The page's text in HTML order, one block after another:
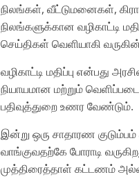
நிலங்கள், வீட்டுமனைகள்,
நிலங்களுக்கான வழிகாட்டி
செய்திகள் வெளியாகி
வழிகாட்டி மதிப்பு என்பது
நியாயமான மற்றும்
பதிவுத்துறை உணர வேண்டும்.
இன்று ஒரு சாதாரண
வாங்குவதற்கே போராடி
முத்திரைத்தாள் கட்டணம்